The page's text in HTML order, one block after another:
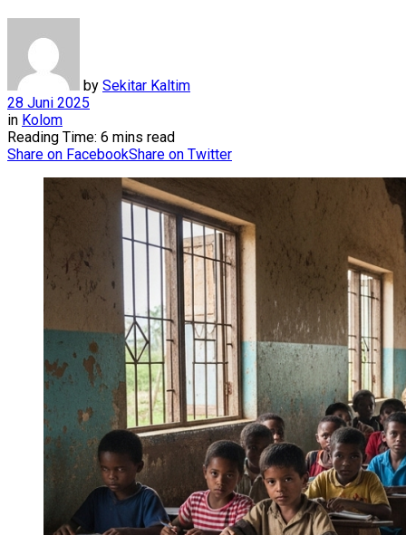
by Sekitar Kaltim
28 Juni 2025
in Kolom
Reading Time: 6 mins read
Share on FacebookShare on Twitter